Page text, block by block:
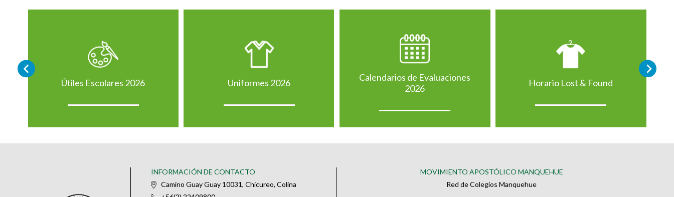
Útiles Escolares 2026 Uniformes 2026
Calendarios de Evaluaciones
2026
Horario Lost & Found
INFORMACIÓN DE CONTACTO
Camino Guay Guay 10031, Chicureo, Colina
MOVIMIENTO APOSTÓLICO MANQUEHUE
Red de Colegios Manquehue